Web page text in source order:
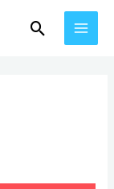
Search